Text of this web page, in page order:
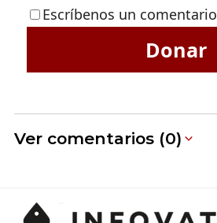
Escríbenos un comentario
Donar
Ver comentarios (0)